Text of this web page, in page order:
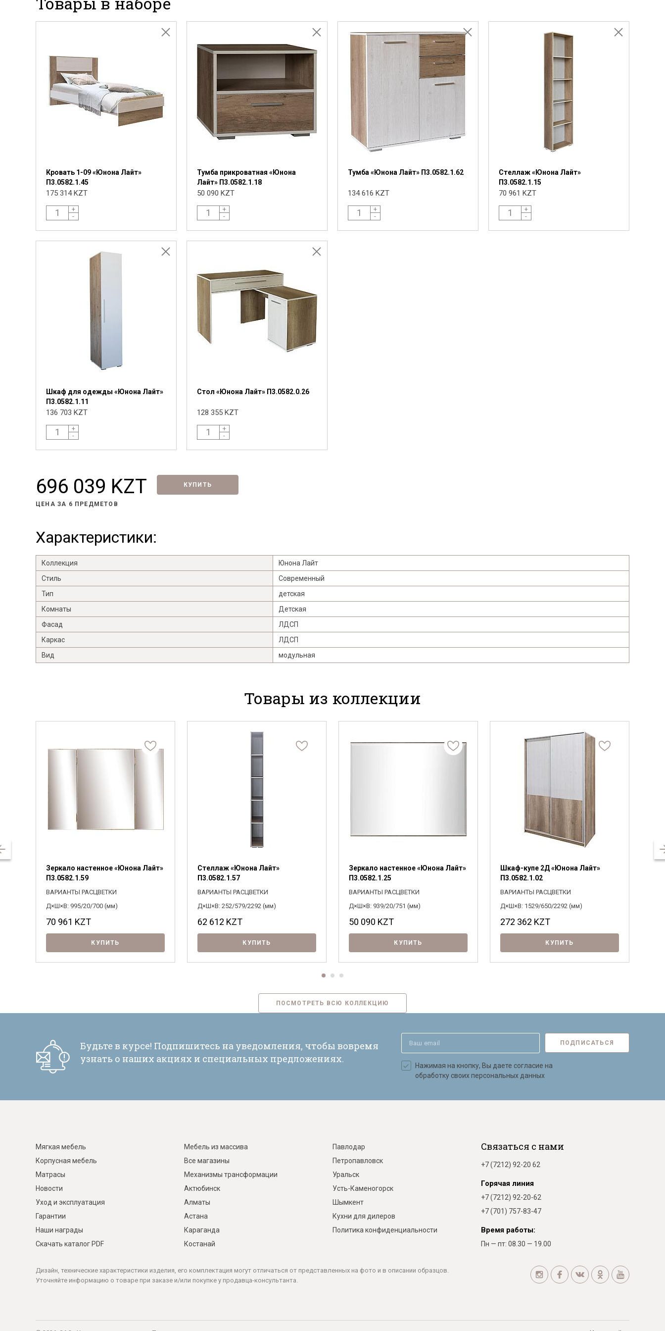
Кровать 1-09 «Юнона Лайт»
П3.0582.1.45
175 314 KZT
+
-
Тумба прикроватная «Юнона
Лайт» П3.0582.1.18
50 090 KZT
+
-
Тумба «Юнона Лайт» П3.0582.1.62
134 616 KZT
+
-
Стеллаж «Юнона Лайт»
П3.0582.1.15
70 961 KZT
+
-
Шкаф для одежды «Юнона Лайт»
П3.0582.1.11
136 703 KZT
+
-
Стол «Юнона Лайт» П3.0582.0.26
128 355 KZT
+
-
696 039 KZT КУПИТЬ
ЦЕНА ЗА 6 ПРЕДМЕТОВ
Характеристики:
Коллекция
Юнона Лайт
Стиль
Современный
Тип
детская
Комнаты
Детская
Фасад
ЛДСП
Каркас
ЛДСП
Вид
модульная
Товары из коллекции
Зеркало настенное «Юнона Лайт»
П3.0582.1.59
ВАРИАНТЫ РАСЦВЕТКИ
Д×Ш×В: 995/20/700 (мм)
70 961 KZT
КУПИТЬ
Стеллаж «Юнона Лайт»
П3.0582.1.57
ВАРИАНТЫ РАСЦВЕТКИ
Д×Ш×В: 252/579/2292 (мм)
62 612 KZT
КУПИТЬ
Зеркало настенное «Юнона Лайт»
П3.0582.1.25
ВАРИАНТЫ РАСЦВЕТКИ
Д×Ш×В: 939/20/751 (мм)
50 090 KZT
КУПИТЬ
Шкаф-купе 2Д «Юнона Лайт»
П3.0582.1.02
ВАРИАНТЫ РАСЦВЕТКИ
Д×Ш×В: 1529/650/2292 (мм)
272 362 KZT
КУПИТЬ
ПОСМОТРЕТЬ ВСЮ КОЛЛЕКЦИЮ
Будьте в курсе! Подпишитесь на уведомления, чтобы вовремя
узнать о наших акциях и специальных предложениях.
ПОДПИСАТЬСЯ
Нажимая на кнопку, Вы даете согласие на
обработку своих персональных данных
Мягкая мебель
Корпусная мебель
Матрасы
Новости
Уход и эксплуатация
Гарантии
Наши награды
Скачать каталог PDF
Мебель из массива
Все магазины
Механизмы трансформации
Актюбинск
Алматы
Астана
Караганда
Костанай
Павлодар
Петропавловск
Уральск
Усть-Каменогорск
Шымкент
Кухни для дилеров
Политика конфиденциальности
Связаться с нами
+7 (7212) 92-20 62
Горячая линия
+7 (7212) 92-20-62
+7 (701) 757-83-47
Время работы:
Пн — пт: 08.30 — 19.00
Дизайн, технические характеристики изделия, его комплектация могут отличаться от представленных на фото и в описании образцов.
Уточняйте информацию о товаре при заказе и/или покупке у продавца-консультанта.